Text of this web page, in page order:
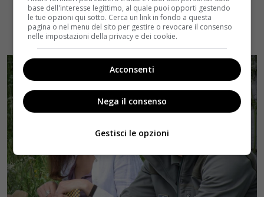
base dell'interesse legittimo, al quale puoi opporti gestendo
le tue opzioni qui sotto. Cerca un link in fondo a questa
pagina o nel menu del sito per gestire o revocare il consenso
nelle impostazioni della privacy e dei cookie.
Acconsenti
Nega il consenso
Gestisci le opzioni